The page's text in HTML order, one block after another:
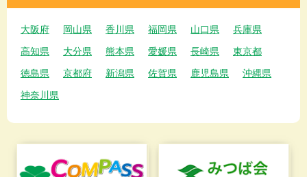
大阪府 岡山県 香川県 福岡県 山口県
兵庫県
高知県
大分県 熊本県 愛媛県 長崎県
東京都
徳島県
京都府 新潟県 佐賀県 鹿児島県
沖縄県
神奈川県